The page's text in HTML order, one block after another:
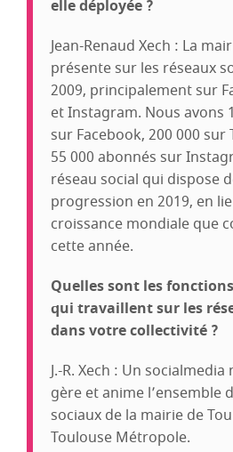
elle déployée ?
Jean-Renaud Xech : La
présente sur les réseaux
2009, principalement sur
et Instagram. Nous avons
sur Facebook, 200 000
55 000 abonnés sur
réseau social qui dispose
progression en 2019, en
croissance mondiale que
cette année.
Quelles sont les
qui travaillent sur les
dans votre collectivité ?
J.-R. Xech : Un
gère et anime l’ensemble
sociaux de la mairie de
Toulouse Métropole.